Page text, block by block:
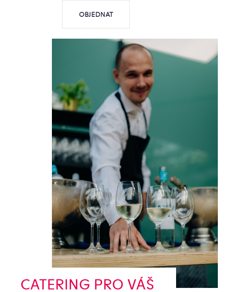
OBJEDNAT
CATERING PRO VÁŠ